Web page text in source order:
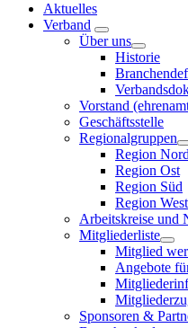
Aktuelles
Verband
Über uns
Historie
Vorstand
Geschäftsstelle
Regionalgruppen
Region Nord
Region Ost
Region Süd
Region West
Arbeitskreise und
Mitgliederliste
Mitglied
Angebote
Sponsoren &